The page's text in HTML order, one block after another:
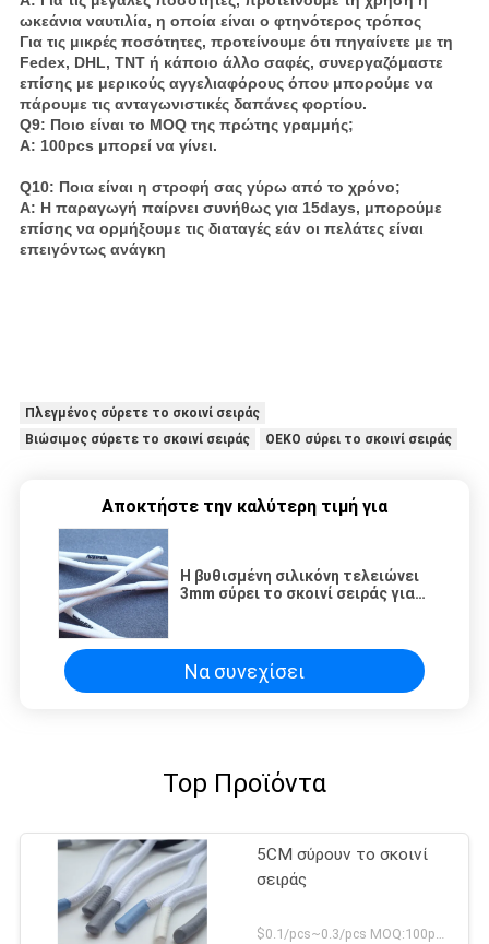
ωκεάνια ναυτιλία, η οποία είναι ο φτηνότερος τρόπος
Για τις μικρές ποσότητες, προτείνουμε ότι πηγαίνετε με τη
Fedex, DHL, TNT ή κάποιο άλλο σαφές, συνεργαζόμαστε
επίσης με μερικούς αγγελιαφόρους όπου μπορούμε να
πάρουμε τις ανταγωνιστικές δαπάνες φορτίου.
Q9: Ποιο είναι το MOQ της πρώτης γραμμής;
Α: 100pcs μπορεί να γίνει.
Q10: Ποια είναι η στροφή σας γύρω από το χρόνο;
Α: Η παραγωγή παίρνει συνήθως για 15days, μπορούμε
επίσης να ορμήξουμε τις διαταγές εάν οι πελάτες είναι
επειγόντως ανάγκη
Πλεγμένος σύρετε το σκοινί σειράς
Βιώσιμος σύρετε το σκοινί σειράς
OEKO σύρει το σκοινί σειράς
Αποκτήστε την καλύτερη τιμή για
Η βυθισμένη σιλικόνη τελειώνει
3mm σύρει το σκοινί σειράς για
Να συνεχίσει
Top Προϊόντα
5CM σύρουν το σκοινί
σειράς
$0.1/pcs~0.3/pcs MOQ:100pcs